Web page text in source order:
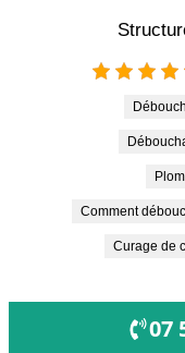
Comment
Curage
07